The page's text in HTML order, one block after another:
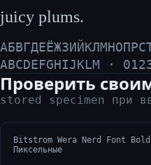
juicy plums.
ABCDEFGHIJKLM ·
Проверить
stored specimen при
Bitstrom Wera Nerd Font
Пиксельные